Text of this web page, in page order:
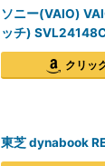
ソニー(VAIO)
ッチ)
クリッ
東芝 dynabook